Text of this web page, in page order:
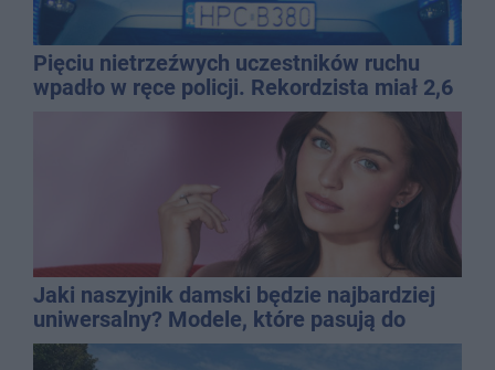
Pięciu nietrzeźwych uczestników ruchu
wpadło w ręce policji. Rekordzista miał 2,6
Jaki naszyjnik damski będzie najbardziej
uniwersalny? Modele, które pasują do
wielu stylizacji